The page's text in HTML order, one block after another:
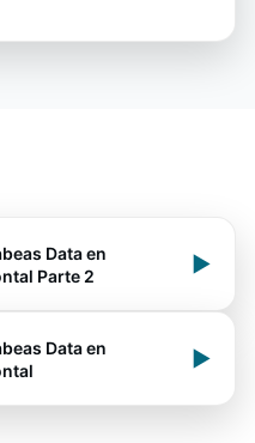
Data en
Parte 2
▶
Data en
▶